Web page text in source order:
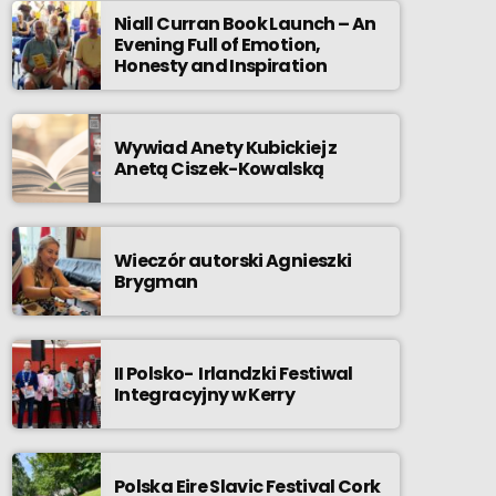
Niall Curran Book Launch – An
Evening Full of Emotion,
Honesty and Inspiration
Wywiad Anety Kubickiej z
Anetą Ciszek-Kowalską
Wieczór autorski Agnieszki
Brygman
II Polsko- Irlandzki Festiwal
Integracyjny w Kerry
Polska Eire Slavic Festival Cork